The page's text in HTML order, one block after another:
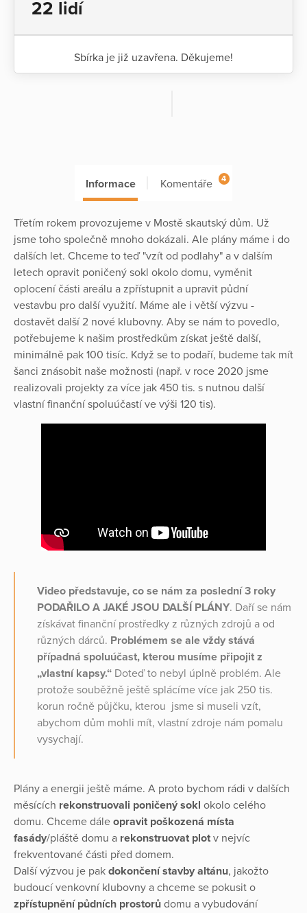
22 lidí
Sbírka je již uzavřena. Děkujeme!
Informace Komentáře 4
Třetím rokem provozujeme v Mostě skautský dům. Už
jsme toho společně mnoho dokázali. Ale plány máme i do
dalších let. Chceme to teď "vzít od podlahy" a v dalším
letech opravit poničený sokl okolo domu, vyměnit
oplocení části areálu a zpřístupnit a upravit půdní
vestavbu pro další využití. Máme ale i větší výzvu -
dostavět další 2 nové klubovny. Aby se nám to povedlo,
potřebujeme k našim prostředkům získat ještě další,
minimálně pak 100 tisíc. Když se to podaří, budeme tak mít
šanci znásobit naše možnosti (např. v roce 2020 jsme
realizovali projekty za více jak 450 tis. s nutnou další
vlastní finanční spoluúčastí ve výši 120 tis).
Video představuje, co se nám za poslední 3 roky
PODAŘILO A JAKÉ JSOU DALŠÍ PLÁNY. Daří se nám
získávat finanční prostředky z různých zdrojů a od
různých dárců. Problémem se ale vždy stává
případná spoluúčast, kterou musíme připojit z
„vlastní kapsy.“ Doteď to nebyl úplně problém. Ale
protože souběžně ještě splácíme více jak 250 tis.
korun ročně půjčku, kterou jsme si museli vzít,
abychom dům mohli mít, vlastní zdroje nám pomalu
vysychají.
Plány a energii ještě máme. A proto bychom rádi v dalších
měsících rekonstruovali poničený sokl okolo celého
domu. Chceme dále opravit poškozená místa
fasády/pláště domu a rekonstruovat plot v nejvíc
frekventované části před domem.
Další výzvou je pak dokončení stavby altánu, jakožto
budoucí venkovní klubovny a chceme se pokusit o
zpřístupnění půdních prostorů domu a vybudování